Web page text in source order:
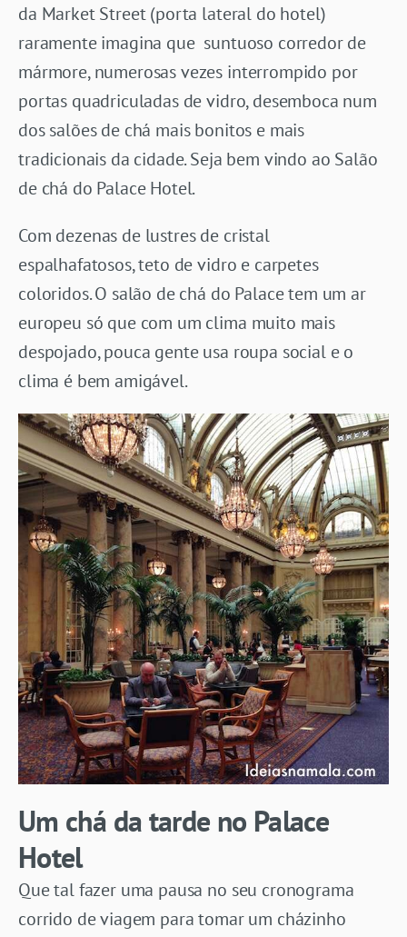
da Market Street (porta lateral do hotel)
raramente imagina que suntuoso corredor de
mármore, numerosas vezes interrompido por
portas quadriculadas de vidro, desemboca num
dos salões de chá mais bonitos e mais
tradicionais da cidade. Seja bem vindo ao Salão
de chá do Palace Hotel.
Com dezenas de lustres de cristal
espalhafatosos, teto de vidro e carpetes
coloridos. O salão de chá do Palace tem um ar
europeu só que com um clima muito mais
despojado, pouca gente usa roupa social e o
clima é bem amigável.
Um chá da tarde no Palace
Hotel
Que tal fazer uma pausa no seu cronograma
corrido de viagem para tomar um cházinho